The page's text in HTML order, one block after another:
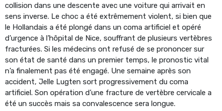
collision dans une descente avec une voiture qui arrivait en
sens inverse. Le choc a été extrêmement violent, si bien que
le Hollandais a été plongé dans un coma artificiel et opéré
d’urgence à l’hôpital de Nice, souffrant de plusieurs vertèbres
fracturées. Si les médecins ont refusé de se prononcer sur
son état de santé dans un premier temps, le pronostic vital
n’a finalement pas été engagé. Une semaine après son
accident, Jelle Lugten sort progressivement du coma
artificiel. Son opération d’une fracture de vertèbre cervicale a
été un succès mais sa convalescence sera longue.